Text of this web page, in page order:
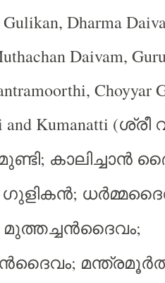
Dharma
Daivam,
Choyyar
Kumanatti (ശ്രീ
; കാലിച്ചാൻ
ഗുളികൻ;
മുത്തച്ചൻദൈവം;
;